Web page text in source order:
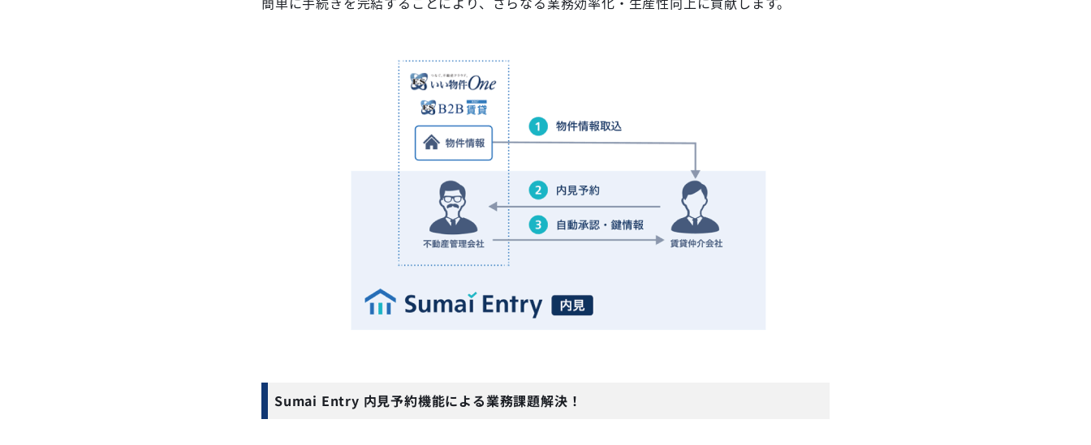
Sumai Entry 内見予約機能による業務課題解決！